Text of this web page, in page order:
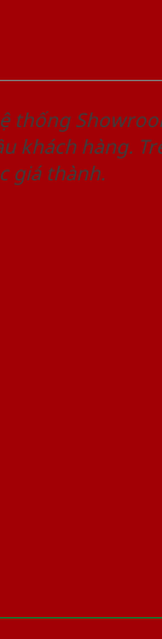
hàng.
giá thành.